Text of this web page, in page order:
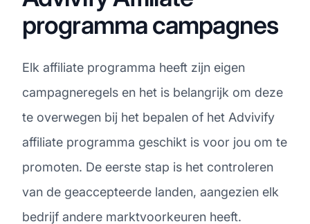
programma campagnes
Elk affiliate programma heeft zijn eigen
campagneregels en het is belangrijk om deze
te overwegen bij het bepalen of het Advivify
affiliate programma geschikt is voor jou om te
promoten. De eerste stap is het controleren
van de geaccepteerde landen, aangezien elk
bedrijf andere marktvoorkeuren heeft.